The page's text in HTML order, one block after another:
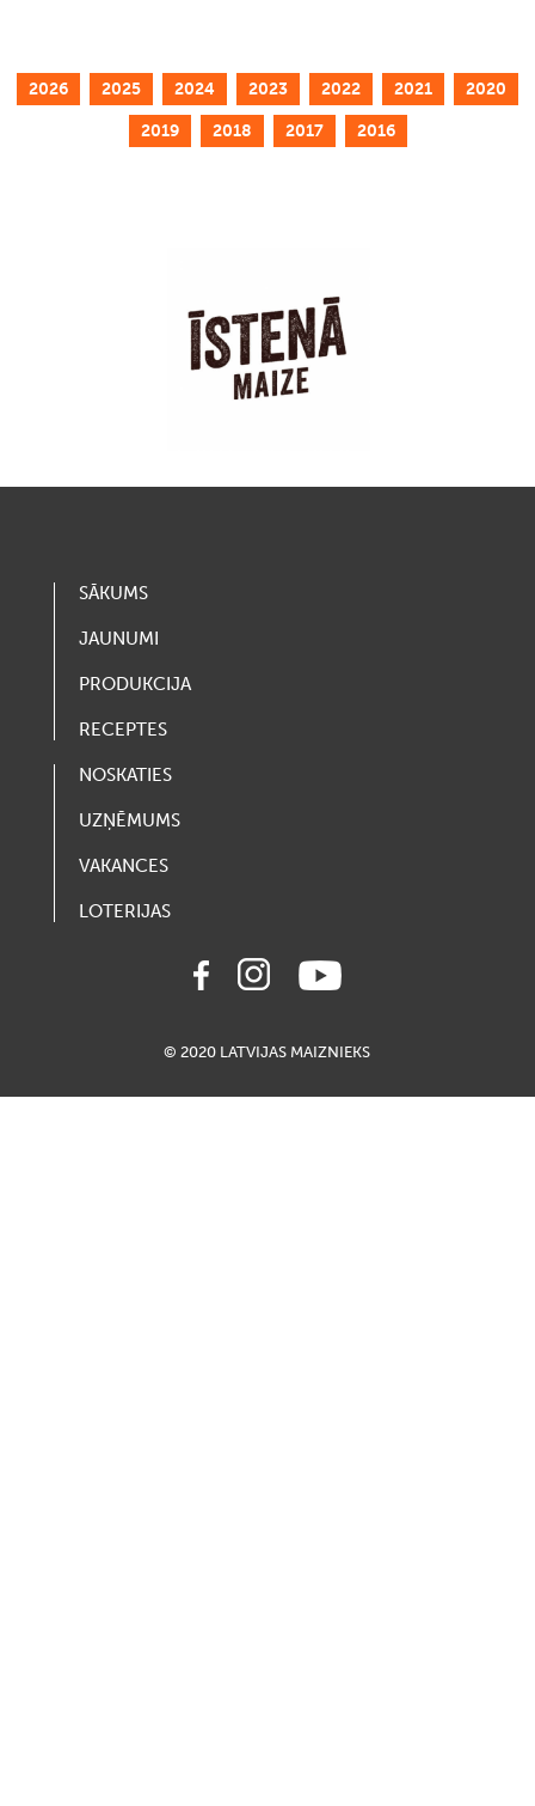
2026 2025 2024 2023 2022 2021 2020
2019 2018 2017 2016
SĀKUMS
JAUNUMI
PRODUKCIJA
RECEPTES
NOSKATIES
UZŅĒMUMS
VAKANCES
LOTERIJAS
© 2020 LATVIJAS MAIZNIEKS